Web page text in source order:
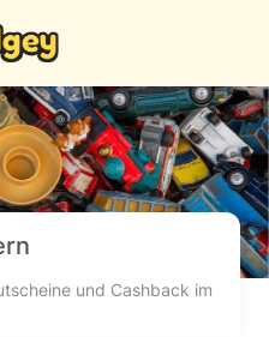
und Cashback im